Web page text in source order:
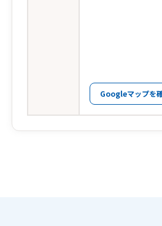
Googleマップを